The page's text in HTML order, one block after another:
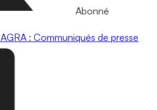
Abonné
AGRA : Communiqués de presse